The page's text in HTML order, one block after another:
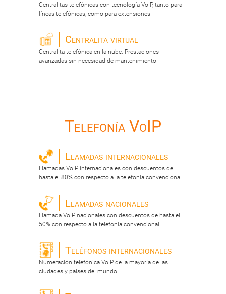
Centralitas telefónicas con tecnología VoIP, tanto para
líneas telefónicas, como para extensiones
Centralita virtual
Centralita telefónica en la nube. Prestaciones
avanzadas sin necesidad de mantenimiento
Telefonía VoIP
Llamadas internacionales
Llamadas VoIP internacionales con descuentos de
hasta el 80% con respecto a la telefonía convencional
Llamadas nacionales
Llamada VoIP nacionales con descuentos de hasta el
50% con respecto a la telefonía convencional
Teléfonos internacionales
Numeración telefónica VoIP de la mayoría de las
ciudades y paises del mundo